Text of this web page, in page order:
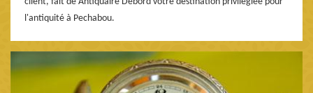
l'antiquité à Pechabou.